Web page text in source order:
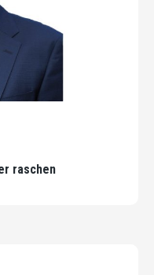
raschen